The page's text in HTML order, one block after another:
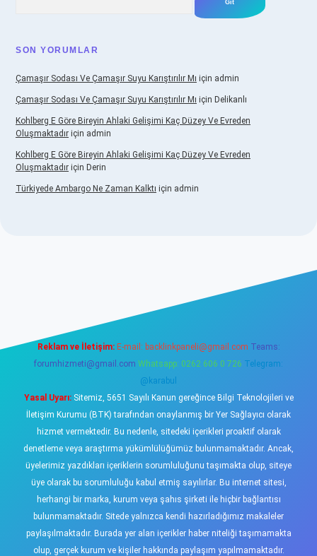
SON YORUMLAR
Çamaşır Sodası Ve Çamaşır Suyu Karıştırılır Mı için admin
Çamaşır Sodası Ve Çamaşır Suyu Karıştırılır Mı için Delikanlı
Kohlberg E Göre Bireyin Ahlaki Gelişimi Kaç Düzey Ve Evreden
Oluşmaktadır için admin
Kohlberg E Göre Bireyin Ahlaki Gelişimi Kaç Düzey Ve Evreden
Oluşmaktadır için Derin
Türkiyede Ambargo Ne Zaman Kalktı için admin
Reklam ve İletişim: E-mail: backlinkpaneli@gmail.com Teams:
forumhizmeti@gmail.com Whatsapp: 0262 606 0 726 Telegram:
@karabul
Yasal Uyarı:Sitemiz, 5651 Sayılı Kanun gereğince Bilgi Teknolojileri ve
İletişim Kurumu (BTK) tarafından onaylanmış bir Yer Sağlayıcı olarak
hizmet vermektedir. Bu nedenle, sitedeki içerikleri proaktif olarak
denetleme veya araştırma yükümlülüğümüz bulunmamaktadır. Ancak,
üyelerimiz yazdıkları içeriklerin sorumluluğunu taşımakta olup, siteye
üye olarak bu sorumluluğu kabul etmiş sayılırlar. Bu internet sitesi,
herhangi bir marka, kurum veya şahıs şirketi ile hiçbir bağlantısı
bulunmamaktadır. Sitede yalnızca kendi hazırladığımız makaleler
paylaşılmaktadır. Burada yer alan içerikler haber niteliği taşımamakta
olup, gerçek kurum ve kişiler hakkında paylaşım yapılmamaktadır.